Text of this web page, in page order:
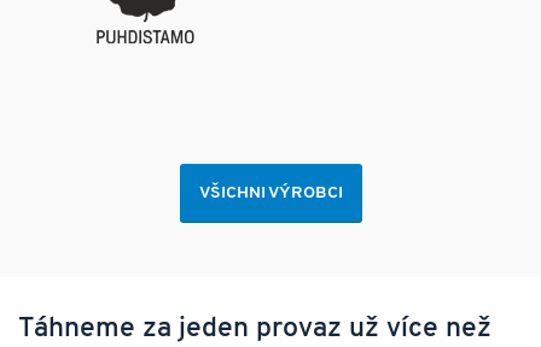
VŠICHNI VÝROBCI
Táhneme za jeden provaz už více než